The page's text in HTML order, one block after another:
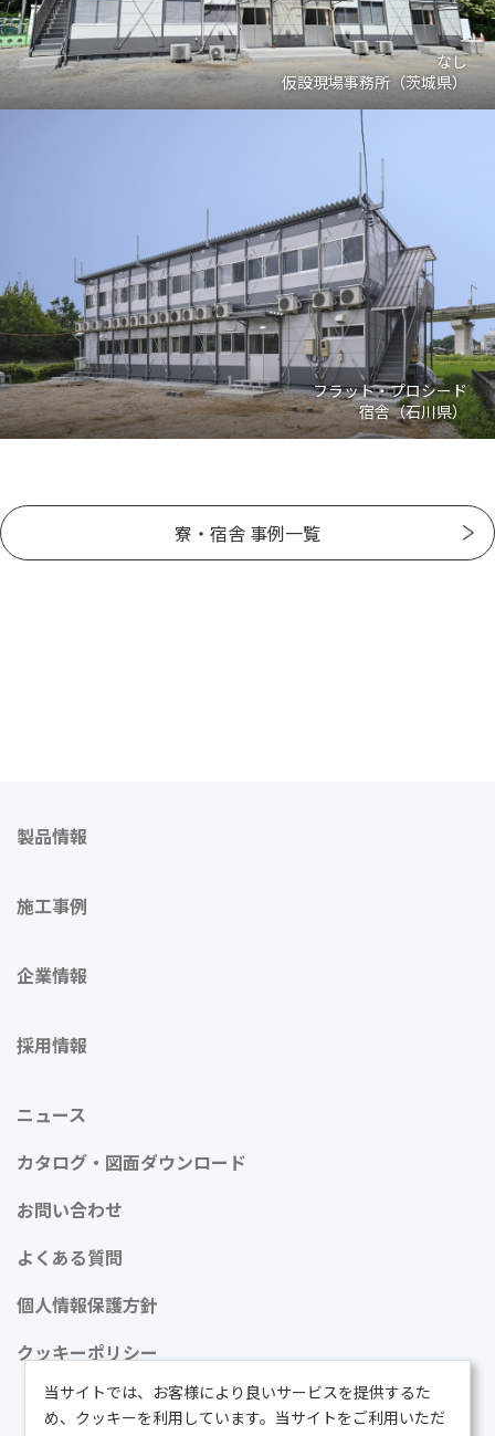
なし
仮設現場事務所（茨城県）
フラット・プロシード
宿舎（石川県）
寮・宿舎 事例一覧
製品情報
施工事例
企業情報
採用情報
ニュース
カタログ・図面ダウンロード
お問い合わせ
よくある質問
個人情報保護方針
クッキーポリシー
当サイトでは、お客様により良いサービスを提供するた
め、クッキーを利用しています。当サイトをご利用いただ